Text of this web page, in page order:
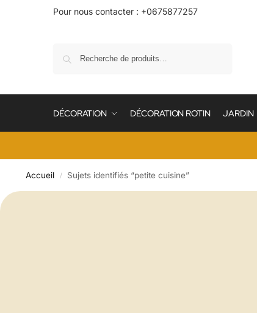
Pour nous contacter : +0675877257
DÉCORATION DÉCORATION ROTIN JARDIN
Accueil / Sujets identifiés “petite cuisine”